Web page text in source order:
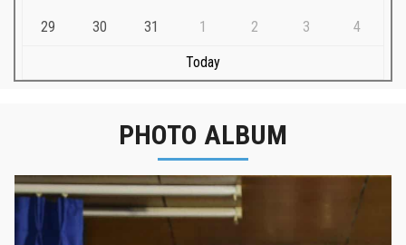
29 30 31 1 2 3 4
Today
PHOTO ALBUM